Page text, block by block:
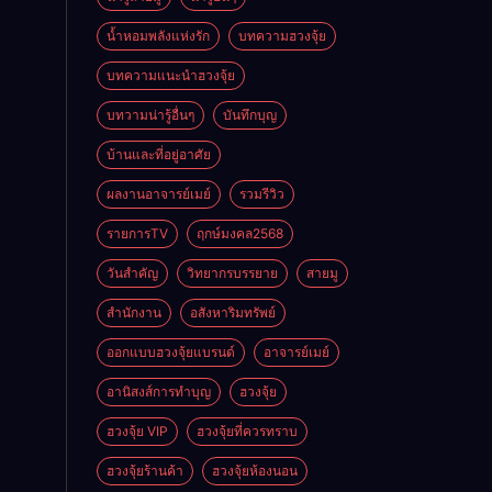
น้ำหอมพลังแห่งรัก บทความฮวงจุ้ย
บทความแนะนำฮวงจุ้ย
บทวามน่ารู้อื่นๆ บันทึกบุญ
บ้านและที่อยู่อาศัย
ผลงานอาจารย์เมย์ รวมรีวิว
รายการTV ฤกษ์มงคล2568
วันสำคัญ วิทยากรบรรยาย สายมู
สำนักงาน อสังหาริมทรัพย์
ออกแบบฮวงจุ้ยแบรนด์ อาจารย์เมย์
อานิสงส์การทำบุญ ฮวงจุ้ย
ฮวงจุ้ย VIP ฮวงจุ้ยที่ควรทราบ
ฮวงจุ้ยร้านค้า ฮวงจุ้ยห้องนอน